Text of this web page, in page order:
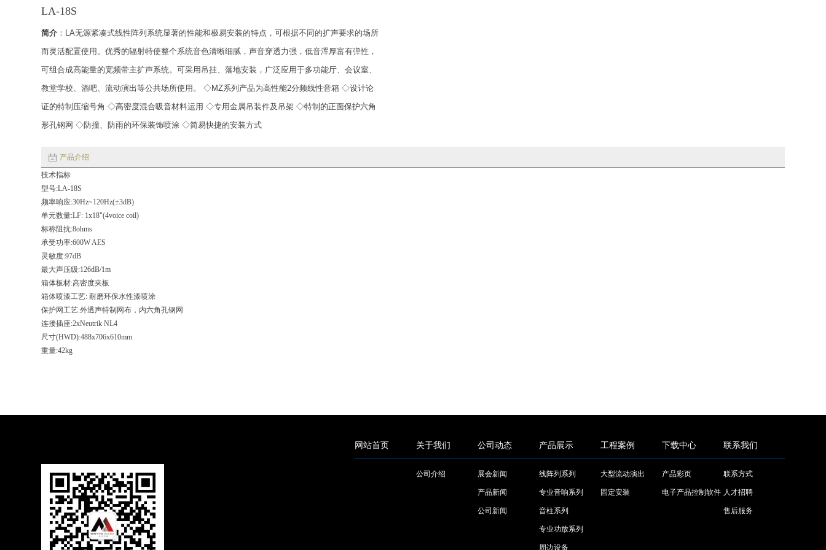
LA-18S
简介 ：LA无源紧凑式线性阵列系统显著的性能和极易安装的特点，可根据不同的扩声要求的场所
而灵活配置使用。优秀的辐射特使整个系统音色清晰细腻，声音穿透力强，低音浑厚富有弹性，
可组合成高能量的宽频带主扩声系统。可采用吊挂、落地安装，广泛应用于多功能厅、会议室、
教堂学校、酒吧、流动演出等公共场所使用。 ◇MZ系列产品为高性能2分频线性音箱 ◇设计论
证的特制压缩号角 ◇高密度混合吸音材料运用 ◇专用金属吊装件及吊架 ◇特制的正面保护六角
形孔钢网 ◇防撞、防雨的环保装饰喷涂 ◇简易快捷的安装方式
产品介绍
技术指标
型号:LA-18S
频率响应:30Hz~120Hz(±3dB)
单元数量:LF: 1x18"(4voice coil)
标称阻抗:8ohms
承受功率:600W AES
灵敏度:97dB
最大声压级:126dB/1m
箱体板材:高密度夹板
箱体喷漆工艺: 耐磨环保水性漆喷涂
保护网工艺:外透声特制网布，内六角孔钢网
连接插座:2xNeutrik NL4
尺寸(HWD):488x706x610mm
重量:42kg
网站首页 关于我们
公司介绍
公司动态
展会新闻
产品新闻
公司新闻
产品展示
线阵列系列
专业音响系列
音柱系列
专业功放系列
周边设备
工程案例
大型流动演出
固定安装
下载中心
产品彩页
电子产品控制软件
联系我们
联系方式
人才招聘
售后服务